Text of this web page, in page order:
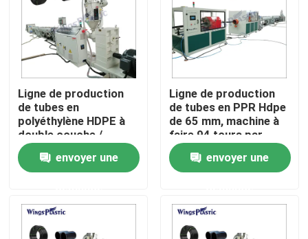
Produits
Au sujet de nous
Visite d'usine
Ligne de production
de tubes en
polyéthylène HDPE à
double couche /
machine de
fabricationenvoyer une
Ligne de production
de tubes en PPR Hdpe
de 65 mm, machine à
faire 94 tours par
minute
envoyer une